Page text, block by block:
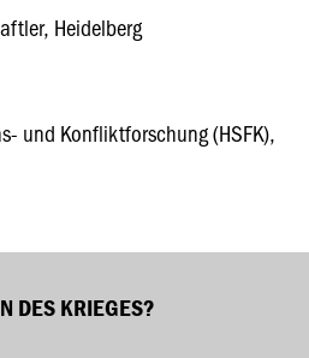
Heidelberg
und Konfliktforschung (HSFK),
DES KRIEGES?